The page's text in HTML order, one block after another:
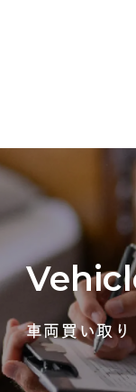
車両買い取り